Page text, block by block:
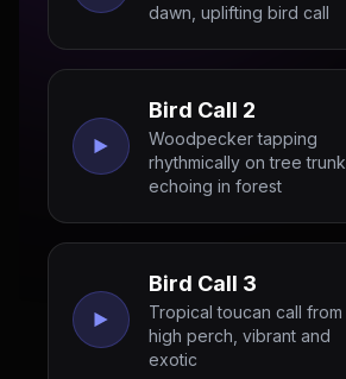
dawn, uplifting bird call
Bird Call 2
Woodpecker tapping
rhythmically on tree trunk,
echoing in forest
Bird Call 3
Tropical toucan call from
high perch, vibrant and
exotic